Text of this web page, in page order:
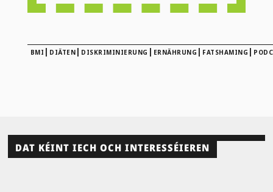
BMI | DIÄTEN | DISKRIMINIERUNG | ERNÄHRUNG | FATSHAMING |
DAT KÉINT IECH OCH INTERESSÉIEREN